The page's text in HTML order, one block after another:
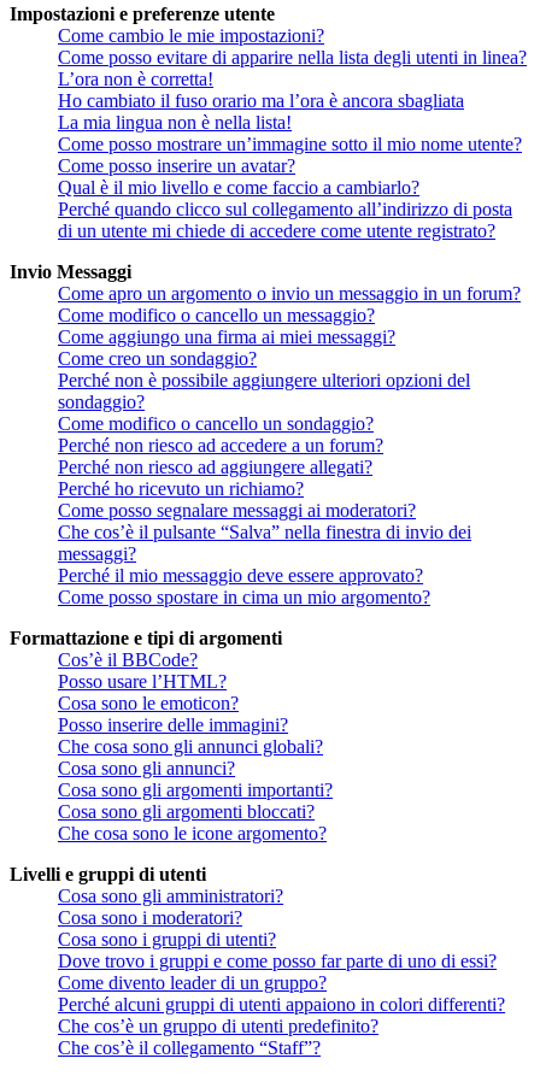
Impostazioni e preferenze utente
Come cambio le mie impostazioni?
Come posso evitare di apparire nella lista degli utenti in linea?
L’ora non è corretta!
Ho cambiato il fuso orario ma l’ora è ancora sbagliata
La mia lingua non è nella lista!
Come posso mostrare un’immagine sotto il mio nome utente?
Come posso inserire un avatar?
Qual è il mio livello e come faccio a cambiarlo?
Perché quando clicco sul collegamento all’indirizzo di posta
di un utente mi chiede di accedere come utente registrato?
Invio Messaggi
Come apro un argomento o invio un messaggio in un forum?
Come modifico o cancello un messaggio?
Come aggiungo una firma ai miei messaggi?
Come creo un sondaggio?
Perché non è possibile aggiungere ulteriori opzioni del
sondaggio?
Come modifico o cancello un sondaggio?
Perché non riesco ad accedere a un forum?
Perché non riesco ad aggiungere allegati?
Perché ho ricevuto un richiamo?
Come posso segnalare messaggi ai moderatori?
Che cos’è il pulsante “Salva” nella finestra di invio dei
messaggi?
Perché il mio messaggio deve essere approvato?
Come posso spostare in cima un mio argomento?
Formattazione e tipi di argomenti
Cos’è il BBCode?
Posso usare l’HTML?
Cosa sono le emoticon?
Posso inserire delle immagini?
Che cosa sono gli annunci globali?
Cosa sono gli annunci?
Cosa sono gli argomenti importanti?
Cosa sono gli argomenti bloccati?
Che cosa sono le icone argomento?
Livelli e gruppi di utenti
Cosa sono gli amministratori?
Cosa sono i moderatori?
Cosa sono i gruppi di utenti?
Dove trovo i gruppi e come posso far parte di uno di essi?
Come divento leader di un gruppo?
Perché alcuni gruppi di utenti appaiono in colori differenti?
Che cos’è un gruppo di utenti predefinito?
Che cos’è il collegamento “Staff”?